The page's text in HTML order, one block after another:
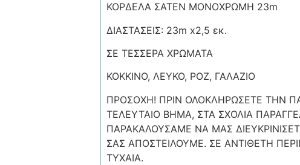
ΚΟΡΔΕΛΑ ΣΑΤΕΝ ΜΟΝΟΧΡΩΜΗ 23m
ΔΙΑΣΤΑΣΕΙΣ: 23m x2,5 εκ.
ΣΕ ΤΕΣΣΕΡΑ ΧΡΩΜΑΤΑ
ΚΟΚΚΙΝΟ, ΛΕΥΚΟ, ΡΟΖ, ΓΑΛΑΖΙΟ
ΠΡΟΣΟΧΗ! ΠΡΙΝ ΟΛΟΚΛΗΡΩΣΕΤΕ ΤΗΝ
ΤΕΛΕΥΤΑΙΟ ΒΗΜΑ, ΣΤΑ ΣΧΟΛΙΑ
ΠΑΡΑΚΑΛΟΥΣΑΜΕ ΝΑ ΜΑΣ
ΣΑΣ ΑΠΟΣΤΕΙΛΟΥΜΕ. ΣΕ ΑΝΤΙΘΕΤΗ
ΤΥΧΑΙΑ.